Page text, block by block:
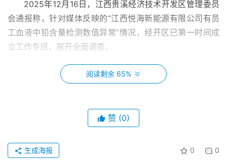
2025年12月16日，江西贵溪经济技术开发区管理委员
会通报称，针对媒体反映的“江西悦海新能源有限公司有员
工血液中铅含量检测数值异常”情况，经开区已第一时间成
立工作专班，展开全面调查。
长城欧拉重大调整
保定哈弗技术中心正式上市。长城欧拉在产品命名和市场定
位上发生了重大调整。这款新车放弃了沿用多年的“猫系”命
名，转而采用“品牌+数字”的国际通行方式。
阅读剩余 65%
赞 (0)
0 0
生成海报